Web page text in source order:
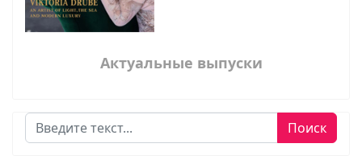
Актуальные выпуски
Поиск Поиск